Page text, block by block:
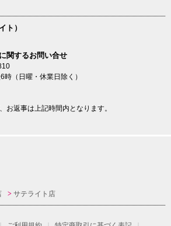
ト）
関するお問い合せ
（日曜・休業日除く）
お返事は上記時間内となります。
サテライト店